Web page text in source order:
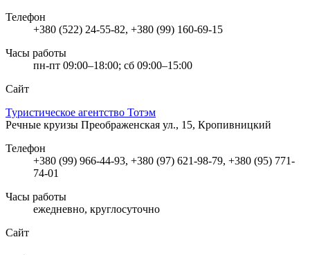
Телефон
+380 (522) 24-55-82, +380 (99) 160-69-15
Часы работы
пн-пт 09:00–18:00; сб 09:00–15:00
Сайт
Туристическое агентство Тотэм
Речные круизы Преображенская ул., 15, Кропивницкий
Телефон
+380 (99) 966-44-93, +380 (97) 621-98-79, +380 (95) 771-
74-01
Часы работы
ежедневно, круглосуточно
Сайт